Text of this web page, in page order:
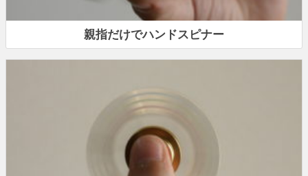
親指だけでハンドスピナー